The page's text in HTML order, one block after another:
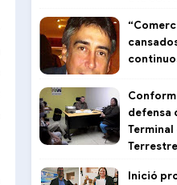
defensa
Terminal
Inició